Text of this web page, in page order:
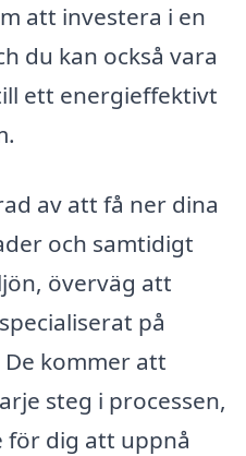
att investera i en
du kan också vara
ett energieffektivt
av att få ner dina
och samtidigt
överväg att
på
kommer att
steg i processen,
för dig att uppnå